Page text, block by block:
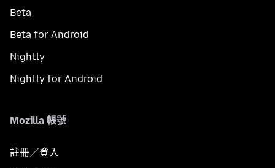
Beta
Beta for Android
Nightly
Nightly for Android
Mozilla 帳號
註冊／登入